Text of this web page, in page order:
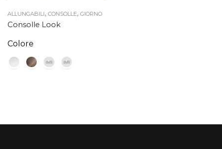
ALLUNGABILI, CONSOLLE, GIORNO
Consolle Look
Colore